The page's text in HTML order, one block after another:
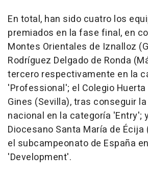
En total, han sido cuatro los
premiados en la fase final, en
Montes Orientales de Iznalloz
Rodríguez Delgado de Ronda
tercero respectivamente en la
'Professional'; el Colegio Huerta
Gines (Sevilla), tras conseguir
nacional en la categoría 'Entry';
Diocesano Santa María de Écija
el subcampeonato de España
'Development'.